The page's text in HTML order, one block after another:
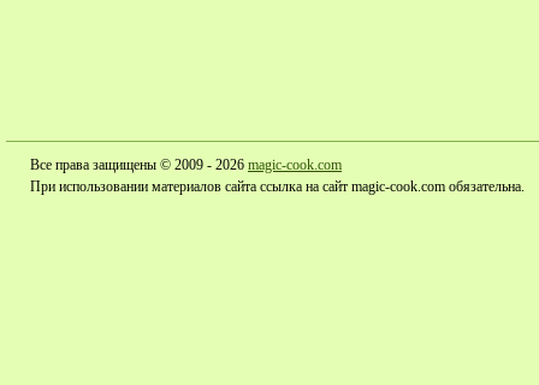
Все права защищены © 2009 - 2026 magic-cook.com
При использовании материалов сайта ссылка на сайт magic-cook.com обязательна.